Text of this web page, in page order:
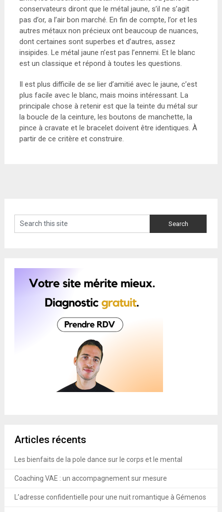
conservateurs diront que le métal jaune, s’il ne s’agit
pas d’or, a l’air bon marché. En fin de compte, l’or et les
autres métaux non précieux ont beaucoup de nuances,
dont certaines sont superbes et d’autres, assez
insipides. Le métal jaune n’est pas l’ennemi. Et le blanc
est un classique et répond à toutes les questions.
Il est plus difficile de se lier d’amitié avec le jaune, c’est
plus facile avec le blanc, mais moins intéressant. La
principale chose à retenir est que la teinte du métal sur
la boucle de la ceinture, les boutons de manchette, la
pince à cravate et le bracelet doivent être identiques. À
partir de ce critère et construire.
Articles récents
Les bienfaits de la pole dance sur le corps et le mental
Coaching VAE : un accompagnement sur mesure
L’adresse confidentielle pour une nuit romantique à Gémenos